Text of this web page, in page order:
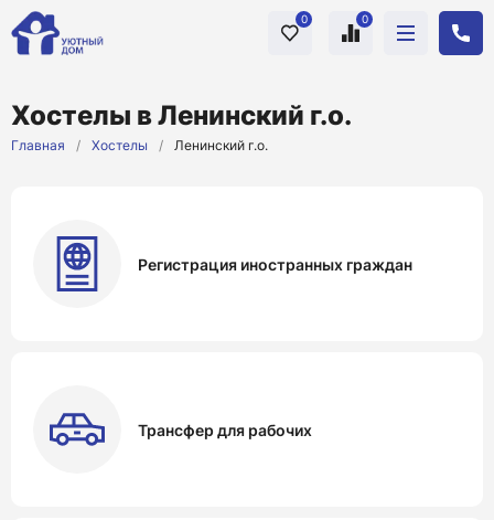
0 0
Хостелы в Ленинский г.о.
Главная / Хостелы / Ленинский г.о.
Регистрация иностранных граждан
Трансфер для рабочих